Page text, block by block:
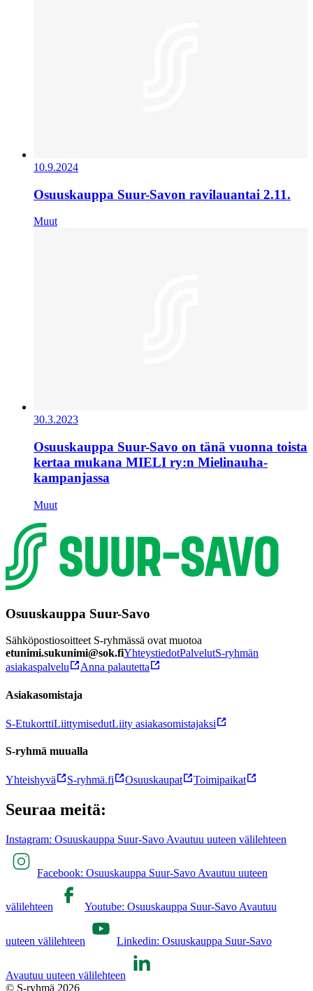
10.9.2024
Osuuskauppa Suur-Savon ravilauantai 2.11.
Muut
30.3.2023
Osuuskauppa Suur-Savo on tänä vuonna toista
kertaa mukana MIELI ry:n Mielinauha-
kampanjassa
Muut
Osuuskauppa Suur-Savo
Sähköpostiosoitteet S-ryhmässä ovat muotoa
etunimi.sukunimi@sok.fiYhteystiedotPalvelutS-ryhmän
asiakaspalvelu
Anna palautetta
Asiakasomistaja
S-EtukorttiLiittymisedutLiity asiakasomistajaksi
S-ryhmä muualla
Yhteishyvä S-ryhmä.fi Osuuskaupat Toimipaikat
Seuraa meitä:
Instagram: Osuuskauppa Suur-Savo Avautuu uuteen välilehteen
Facebook: Osuuskauppa Suur-Savo Avautuu uuteen
välilehteen Youtube: Osuuskauppa Suur-Savo Avautuu
uuteen välilehteen Linkedin: Osuuskauppa Suur-Savo
Avautuu uuteen välilehteen
© S-ryhmä 2026